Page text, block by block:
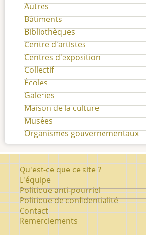
Autres
Bâtiments
Bibliothèques
Centre d'artistes
Centres d'exposition
Collectif
Écoles
Galeries
Maison de la culture
Musées
Organismes gouvernementaux
Pied
de
page
Qu'est-ce que ce site ?
L'équipe
Politique anti-pourriel
Politique de confidentialité
Contact
Remerciements